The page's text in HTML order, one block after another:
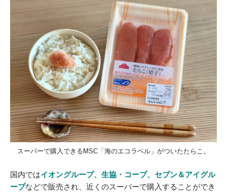
スーパーで購入できるMSC「海のエコラベル」がついたたらこ。
国内ではイオングループ、生協・コープ、セブン＆アイグル
ープなどで販売され、近くのスーパーで購入することができ